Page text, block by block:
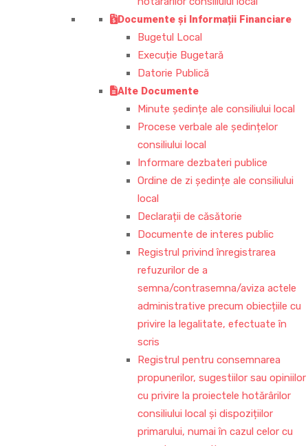
Documente și Informații Financiare
Bugetul Local
Execuție Bugetară
Datorie Publică
Alte Documente
Minute ședințe ale consiliului local
Procese verbale ale ședințelor
consiliului local
Informare dezbateri publice
Ordine de zi ședințe ale consiliului
local
Declarații de căsătorie
Documente de interes public
Registrul privind înregistrarea
refuzurilor de a
semna/contrasemna/aviza actele
administrative precum obiecțiile cu
privire la legalitate, efectuate în
scris
Registrul pentru consemnarea
propunerilor, sugestiilor sau opiniilor
cu privire la proiectele hotărârilor
consiliului local și dispozițiilor
primarului, numai în cazul celor cu